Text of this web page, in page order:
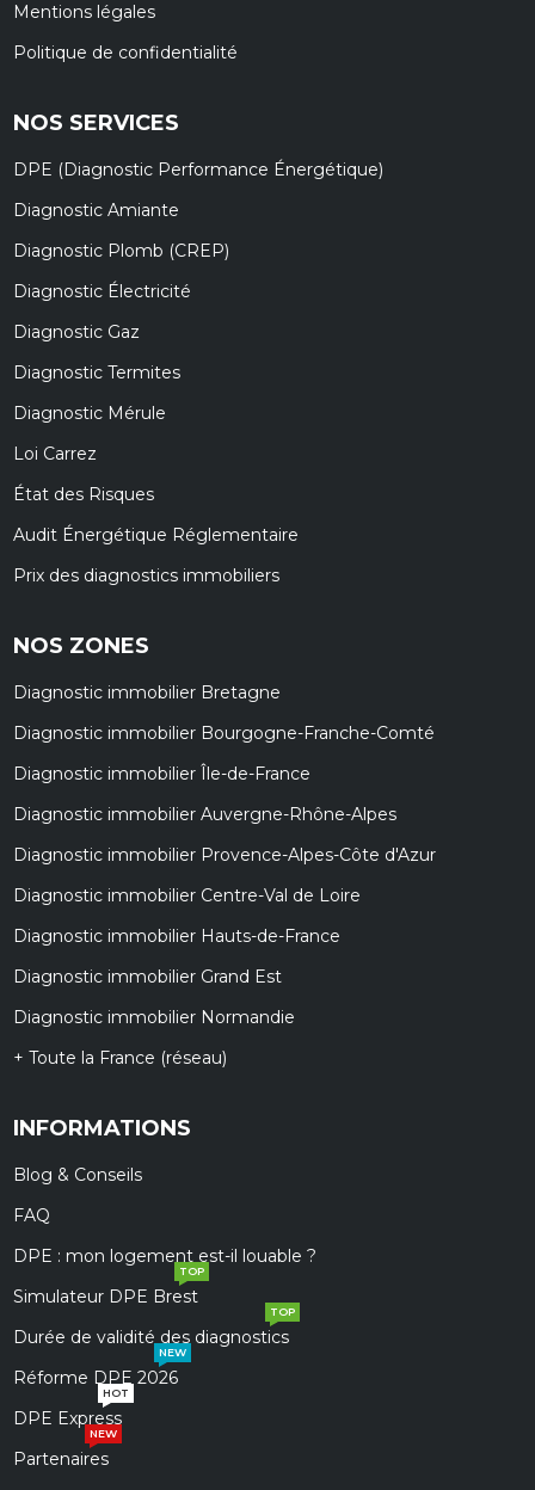
Mentions légales
Politique de confidentialité
NOS SERVICES
DPE (Diagnostic Performance Énergétique)
Diagnostic Amiante
Diagnostic Plomb (CREP)
Diagnostic Électricité
Diagnostic Gaz
Diagnostic Termites
Diagnostic Mérule
Loi Carrez
État des Risques
Audit Énergétique Réglementaire
Prix des diagnostics immobiliers
NOS ZONES
Diagnostic immobilier Bretagne
Diagnostic immobilier Bourgogne-Franche-Comté
Diagnostic immobilier Île-de-France
Diagnostic immobilier Auvergne-Rhône-Alpes
Diagnostic immobilier Provence-Alpes-Côte d'Azur
Diagnostic immobilier Centre-Val de Loire
Diagnostic immobilier Hauts-de-France
Diagnostic immobilier Grand Est
Diagnostic immobilier Normandie
+ Toute la France (réseau)
INFORMATIONS
Blog & Conseils
FAQ
DPE : mon logement est-il louable ?
Simulateur DPE Brest
TOP
Durée de validité des diagnostics
TOP
Réforme DPE 2026
NEW
DPE Express
HOT
Partenaires
NEW